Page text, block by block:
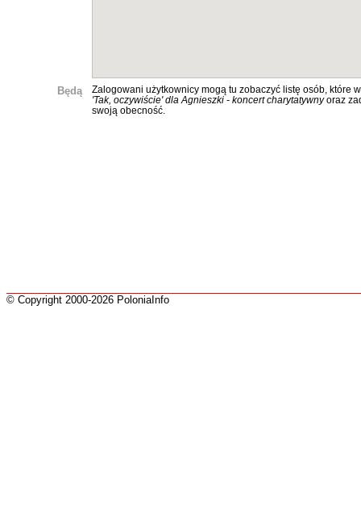
Będą
Zalogowani użytkownicy mogą tu zobaczyć listę osób, które
'Tak, oczywiście' dla Agnieszki - koncert charytatywnyoraz
swoją obecność.
© Copyright 2000-2026 PoloniaInfo